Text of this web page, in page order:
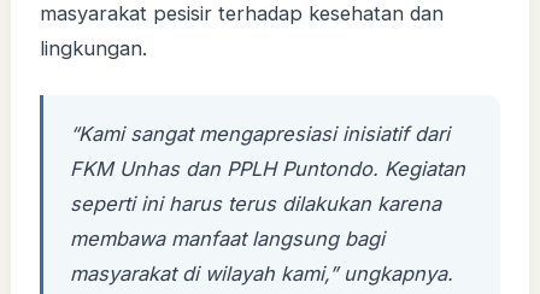
masyarakat pesisir terhadap kesehatan dan
lingkungan.
“Kami sangat mengapresiasi inisiatif dari
FKM Unhas dan PPLH Puntondo. Kegiatan
seperti ini harus terus dilakukan karena
membawa manfaat langsung bagi
masyarakat di wilayah kami,” ungkapnya.